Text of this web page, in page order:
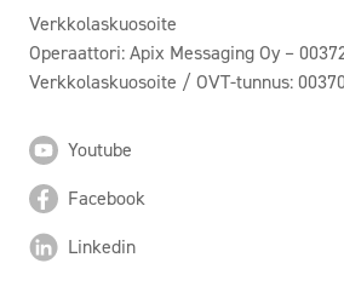
Verkkolaskuosoite
Operaattori: Apix Messaging Oy –
Verkkolaskuosoite / OVT-tunnus:
Youtube
Facebook
Linkedin